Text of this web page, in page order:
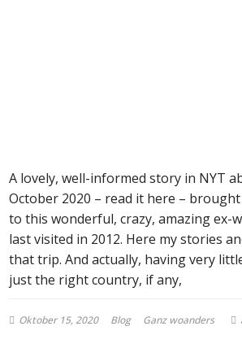
A lovely, well-informed story in NYT
October 2020 – read it here –
to this wonderful, crazy, amazing ex-
last visited in 2012. Here my stories
that trip. And actually, having very
just the right country, if any,
Oktober 15, 2020 Blog Ganz woanders